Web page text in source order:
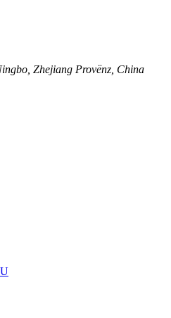
Zhejiang Provënz, China